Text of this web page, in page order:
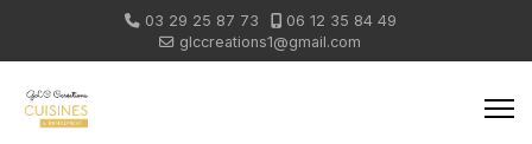
03 29 25 87 73
06 12 35 84 49
glccreations1@gmail.com